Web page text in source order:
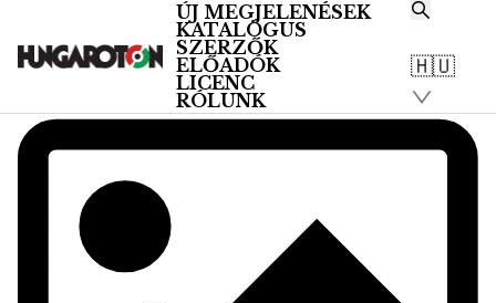
ÚJ MEGJELENÉSEK
KATALÓGUS
SZERZŐK
ELŐADÓK
LICENC
RÓLUNK
🇭🇺